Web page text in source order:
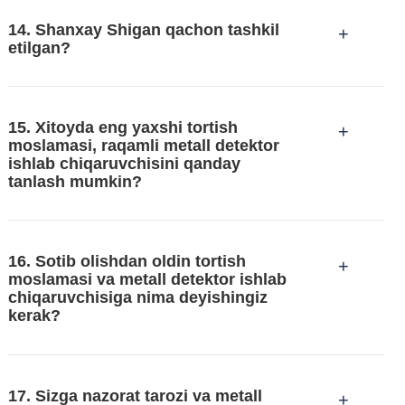
14. Shanxay Shigan qachon tashkil
etilgan?
+
15. Xitoyda eng yaxshi tortish
moslamasi, raqamli metall detektor
ishlab chiqaruvchisini qanday
tanlash mumkin?
+
16. Sotib olishdan oldin tortish
moslamasi va metall detektor ishlab
chiqaruvchisiga nima deyishingiz
kerak?
+
boshqalar.
17. Sizga nazorat tarozi va metall
+